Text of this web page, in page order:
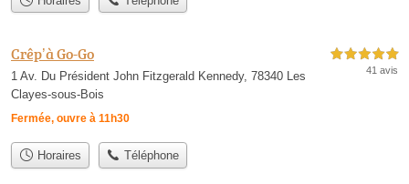
Crêp’à Go-Go
1 Av. Du Président John Fitzgerald Kennedy, 78340 Les
Clayes-sous-Bois
Fermée, ouvre à 11h30
5,0 étoiles sur 5
41 avis
Horaires Téléphone